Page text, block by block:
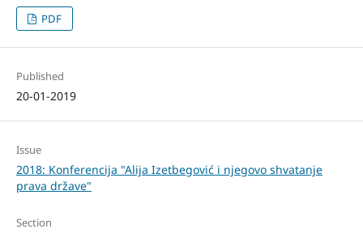
PDF
Published
20-01-2019
Issue
2018: Konferencija "Alija Izetbegović i njegovo shvatanje
prava države"
Section